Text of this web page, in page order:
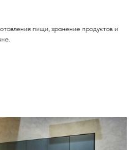
пищи, хранение продуктов и